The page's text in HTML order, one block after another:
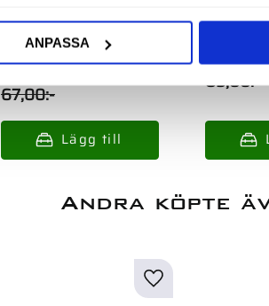
ANPASSA
67,00:-
85,00:-
Andra köpte